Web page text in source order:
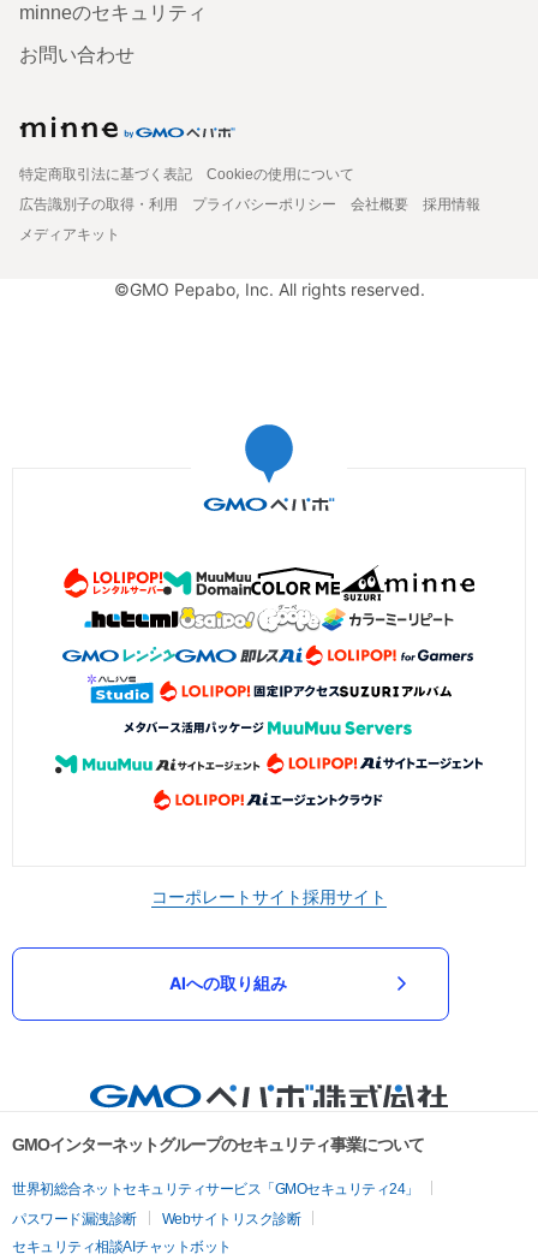
minneのセキュリティ
お問い合わせ
特定商取引法に基づく表記
Cookieの使用について
広告識別子の取得・利用
プライバシーポリシー 会社概要
採用情報
メディアキット
©GMO Pepabo, Inc. All rights reserved.
コーポレートサイト採用サイト
AIへの取り組み
GMOインターネットグループのセキュリティ事業について
世界初総合ネットセキュリティサービス「GMOセキュリティ24」
パスワード漏洩診断
Webサイトリスク診断
セキュリティ相談AIチャットボット